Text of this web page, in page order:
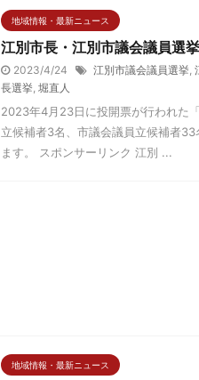
地域情報・最新ニュース
江別市長・江別市議会議員選
2023/4/24 江別市議会議員選挙,
長選挙, 堀直人
2023年4月23日に投開票が行われた
立候補者3名、市議会議員立候補者
ます。 スポンサーリンク 江別 ...
地域情報・最新ニュース